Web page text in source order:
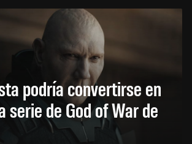
podría convertirse en
serie de God of War de